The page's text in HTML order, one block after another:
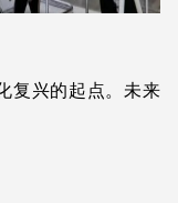
复兴的起点。未来